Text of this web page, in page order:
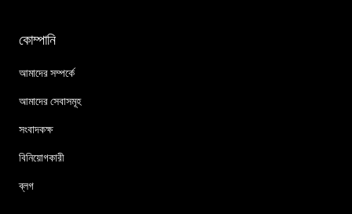
কোম্পানি
আমাদের সম্পর্কে
আমাদের সেবাসমূহ
সংবাদকক্ষ
বিনিয়োগকারী
ব্লগ